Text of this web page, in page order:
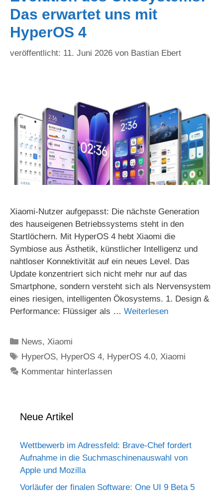
Das erwartet uns mit
HyperOS 4
11. Juni 2026 von Bastian Ebert
Xiaomi-Nutzer aufgepasst: Die nächste Generation
des hauseigenen Betriebssystems steht in den
Startlöchern. Mit HyperOS 4 hebt Xiaomi die
Symbiose aus Ästhetik, künstlicher Intelligenz und
nahtloser Konnektivität auf ein neues Level. Das
Update konzentriert sich nicht mehr nur auf das
Smartphone, sondern versteht sich als Nervensystem
eines riesigen, intelligenten Ökosystems. 1. Design &
Performance: Flüssiger als … Weiterlesen
Kategorien
News,Xiaomi
Schlagwörter
HyperOS, HyperOS 4, HyperOS 4.0,Xiaomi
Kommentar hinterlassen
Neue Artikel
Wettbewerb im Adressfeld: Brave-Chef fordert
Aufnahme in die Suchmaschinenauswahl von
Apple und Mozilla
Vorläufer der finalen Software: One UI 9 Beta 5